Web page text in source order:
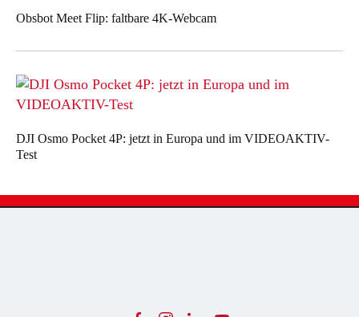
Obsbot Meet Flip: faltbare 4K-Webcam
DJI Osmo Pocket 4P: jetzt in Europa und im VIDEOAKTIV-
Test